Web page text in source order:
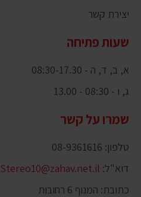
יצירת קשר
שעות פתיחה
א, ב, ד, ה - 08:30-17.30
ג, ו - 08:30 - 13.00
שמרו על קשר
טלפון: 08-9361616
דוא"ל: Stereo10@zahav.net.il
כתובת: המנוף 6 רחובות